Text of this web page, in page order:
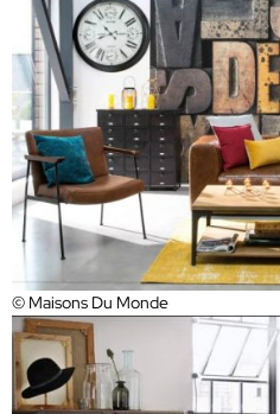
© Maisons Du Monde